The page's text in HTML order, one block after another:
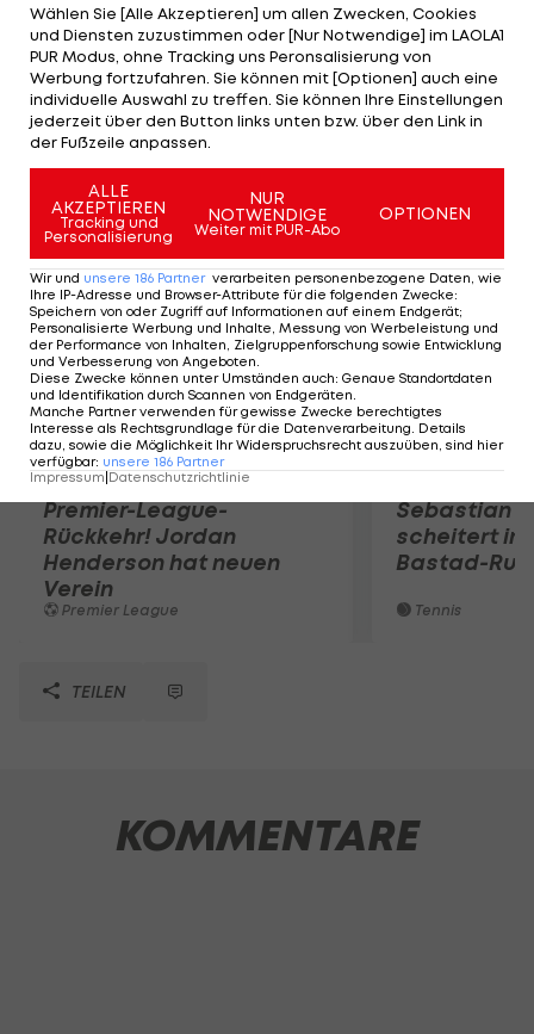
Pogatetz gleicht 14 Minuten später unglücklich
per Eigentor aus. England stellt gleich vier Teams
in der Gruppenphase. Fulham (gegen
Dnipropetrovsk), Birmingham (Nacional Funchal),
Stoke (Thun) und Tottenham (Hearts) kommen
weiter.
Mehr zum Thema
Premier-League-
Rückkehr! Jordan
Henderson hat neuen
Verein
Premier League
Sebastian
scheitert in
Bastad-
Tennis
TEILEN
KOMMENTARE
Wählen Sie [Alle Akzeptieren] um allen Zwecken, Cookies
und Diensten zuzustimmen oder [Nur Notwendige] im LAOLA1
PUR Modus, ohne Tracking uns Peronsalisierung von
Werbung fortzufahren. Sie können mit [Optionen] auch eine
individuelle Auswahl zu treffen. Sie können Ihre Einstellungen
jederzeit über den Button links unten bzw. über den Link in
der Fußzeile anpassen.
ALLE
AKZEPTIEREN
Tracking und
Personalisierung
NUR
NOTWENDIGE
Weiter mit PUR-Abo
OPTIONEN
Wir und unsere 186 Partner verarbeiten personenbezogene Daten, wie
Ihre IP-Adresse und Browser-Attribute für die folgenden Zwecke:
Speichern von oder Zugriff auf Informationen auf einem Endgerät;
Personalisierte Werbung und Inhalte, Messung von Werbeleistung und
der Performance von Inhalten, Zielgruppenforschung sowie Entwicklung
und Verbesserung von Angeboten.
Diese Zwecke können unter Umständen auch: Genaue Standortdaten
und Identifikation durch Scannen von Endgeräten.
Manche Partner verwenden für gewisse Zwecke berechtigtes
Interesse als Rechtsgrundlage für die Datenverarbeitung. Details
dazu, sowie die Möglichkeit Ihr Widerspruchsrecht auszuüben, sind hier
verfügbar: unsere 186 Partner
Impressum Datenschutzrichtlinie